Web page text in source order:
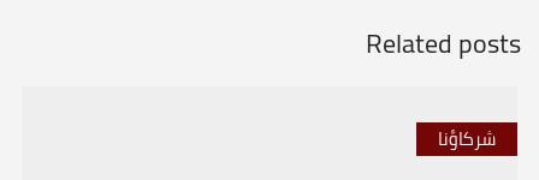
Related posts
شركاؤنا